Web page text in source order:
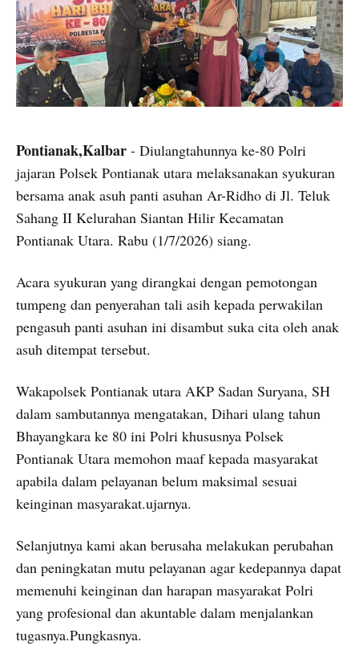
Pontianak,Kalbar - Diulangtahunnya ke-80 Polri
jajaran Polsek Pontianak utara melaksanakan syukuran
bersama anak asuh panti asuhan Ar-Ridho di Jl. Teluk
Sahang II Kelurahan Siantan Hilir Kecamatan
Pontianak Utara. Rabu (1/7/2026) siang.
Acara syukuran yang dirangkai dengan pemotongan
tumpeng dan penyerahan tali asih kepada perwakilan
pengasuh panti asuhan ini disambut suka cita oleh anak
asuh ditempat tersebut.
Wakapolsek Pontianak utara AKP Sadan Suryana, SH
dalam sambutannya mengatakan, Dihari ulang tahun
Bhayangkara ke 80 ini Polri khususnya Polsek
Pontianak Utara memohon maaf kepada masyarakat
apabila dalam pelayanan belum maksimal sesuai
keinginan masyarakat.ujarnya.
Selanjutnya kami akan berusaha melakukan perubahan
dan peningkatan mutu pelayanan agar kedepannya dapat
memenuhi keinginan dan harapan masyarakat Polri
yang profesional dan akuntable dalam menjalankan
tugasnya.Pungkasnya.